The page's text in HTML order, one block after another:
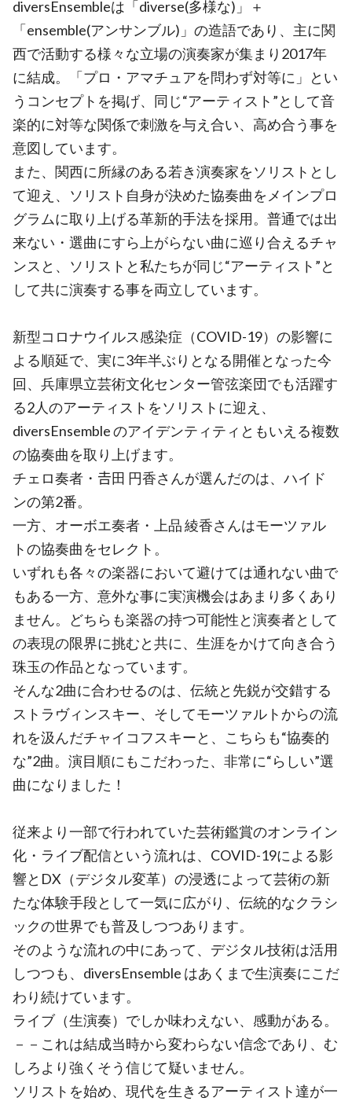
diversEnsembleは「diverse(多様な)」＋
「ensemble(アンサンブル)」の造語であり、主に関
西で活動する様々な立場の演奏家が集まり2017年
に結成。「プロ・アマチュアを問わず対等に」とい
うコンセプトを掲げ、同じ“アーティスト”として音
楽的に対等な関係で刺激を与え合い、高め合う事を
意図しています。
また、関西に所縁のある若き演奏家をソリストとし
て迎え、ソリスト自身が決めた協奏曲をメインプロ
グラムに取り上げる革新的手法を採用。普通では出
来ない・選曲にすら上がらない曲に巡り合えるチャ
ンスと、ソリストと私たちが同じ“アーティスト”と
して共に演奏する事を両立しています。
新型コロナウイルス感染症（COVID-19）の影響に
よる順延で、実に3年半ぶりとなる開催となった今
回、兵庫県立芸術文化センター管弦楽団でも活躍す
る2人のアーティストをソリストに迎え、
diversEnsemble のアイデンティティともいえる複数
の協奏曲を取り上げます。
チェロ奏者・𠮷田 円香さんが選んだのは、ハイド
ンの第2番。
一方、オーボエ奏者・上品 綾香さんはモーツァル
トの協奏曲をセレクト。
いずれも各々の楽器において避けては通れない曲で
もある一方、意外な事に実演機会はあまり多くあり
ません。どちらも楽器の持つ可能性と演奏者として
の表現の限界に挑むと共に、生涯をかけて向き合う
珠玉の作品となっています。
そんな2曲に合わせるのは、伝統と先鋭が交錯する
ストラヴィンスキー、そしてモーツァルトからの流
れを汲んだチャイコフスキーと、こちらも“協奏的
な”2曲。演目順にもこだわった、非常に“らしい”選
曲になりました！
従来より一部で行われていた芸術鑑賞のオンライン
化・ライブ配信という流れは、COVID-19による影
響とDX（デジタル変革）の浸透によって芸術の新
たな体験手段として一気に広がり、伝統的なクラシ
ックの世界でも普及しつつあります。
そのような流れの中にあって、デジタル技術は活用
しつつも、diversEnsemble はあくまで生演奏にこだ
わり続けています。
ライブ（生演奏）でしか味わえない、感動がある。
－－これは結成当時から変わらない信念であり、む
しろより強くそう信じて疑いません。
ソリストを始め、現代を生きるアーティスト達が一